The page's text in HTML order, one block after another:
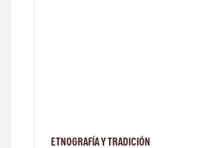
ETNOGRAFÍA Y TRADICIÓN